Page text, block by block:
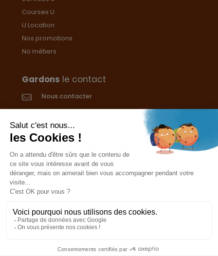
Courses U
U Location
Nos promotions
No métiers
Gardons le contact
Nous contacter
CGVs Livraison et paiement
Mentions légales
Les cookies
Confidentialité
Pour votre santé, ne grignotez pas entre les repas.
L’abus d’alcool est dangereux pour la santé. À
consommer avec modération.